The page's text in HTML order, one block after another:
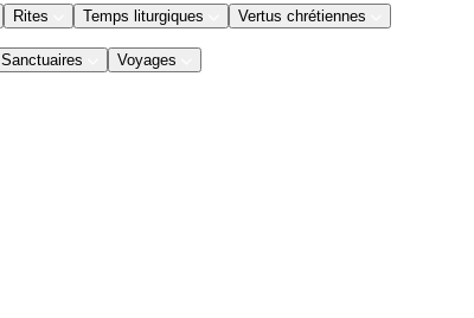
Rites Temps liturgiques Vertus chrétiennes
Sanctuaires Voyages